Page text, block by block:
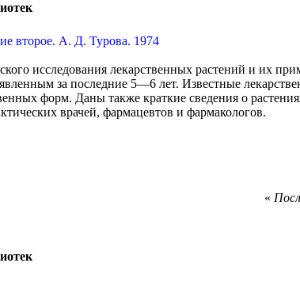
второе. А. Д. Турова. 1974
исследования лекарственных растений и их
за последние 5—6 лет. Известные
форм. Даны также краткие сведения о
врачей, фармацевтов и фармакологов.
«